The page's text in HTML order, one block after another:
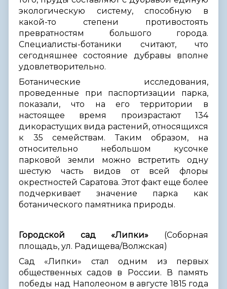
экологическую систему, способную в
какой-то степени противостоять
превратностям большого города.
Специалисты-ботаники считают, что
сегодняшнее состояние дубравы вполне
удовлетворительно.
Ботанические исследования,
проведенные при паспортизации парка,
показали, что на его территории в
настоящее время произрастают 134
дикорастущих вида растений, относящихся
к 35 семействам. Таким образом, на
относительно небольшом кусочке
парковой земли можно встретить одну
шестую часть видов от всей флоры
окрестностей Саратова. Этот факт еще более
подчеркивает значение парка как
ботанического памятника природы.
Городской сад «Липки» (Соборная
площадь, ул. Радищева/Волжская)
Сад «Липки» стал одним из первых
общественных садов в России. В память
победы над Наполеоном в августе 1815 года